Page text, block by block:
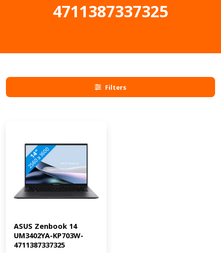
4711387337325
Filters
ASUS Zenbook 14
UM3402YA-KP703W-
4711387337325